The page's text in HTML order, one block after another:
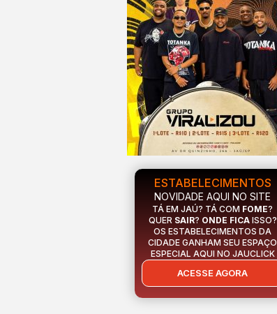
ESTABELECIMENTOS
NOVIDADE AQUI NO SITE
TÁ EM JAÚ? TÁ COM FOME?
QUER SAIR? ONDE FICAISSO?
OS ESTABELECIMENTOS DA
CIDADE GANHAM SEU ESPAÇO
ESPECIAL AQUI NO JAUCLICK
ACESSE AGORA